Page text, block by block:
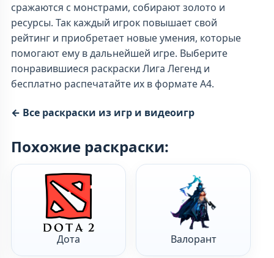
сражаются с монстрами, собирают золото и
ресурсы. Так каждый игрок повышает свой
рейтинг и приобретает новые умения, которые
помогают ему в дальнейшей игре. Выберите
понравившиеся раскраски Лига Легенд и
бесплатно распечатайте их в формате А4.
← Все раскраски из игр и видеоигр
Похожие раскраски:
Дота Валорант